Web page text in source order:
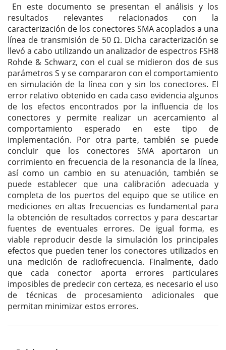
En este documento se presentan el análisis y los
resultados relevantes relacionados con la
caracterización de los conectores SMA acoplados a una
línea de transmisión de 50 Ω. Dicha caracterización se
llevó a cabo utilizando un analizador de espectros FSH8
Rohde & Schwarz, con el cual se midieron dos de sus
parámetros S y se compararon con el comportamiento
en simulación de la línea con y sin los conectores. El
error relativo obtenido en cada caso evidencia algunos
de los efectos encontrados por la influencia de los
conectores y permite realizar un acercamiento al
comportamiento esperado en este tipo de
implementación. Por otra parte, también se puede
concluir que los conectores SMA aportaron un
corrimiento en frecuencia de la resonancia de la línea,
así como un cambio en su atenuación, también se
puede establecer que una calibración adecuada y
completa de los puertos del equipo que se utilice en
mediciones en altas frecuencias es fundamental para
la obtención de resultados correctos y para descartar
fuentes de eventuales errores. De igual forma, es
viable reproducir desde la simulación los principales
efectos que pueden tener los conectores utilizados en
una medición de radiofrecuencia. Finalmente, dado
que cada conector aporta errores particulares
imposibles de predecir con certeza, es necesario el uso
de técnicas de procesamiento adicionales que
permitan minimizar estos errores.